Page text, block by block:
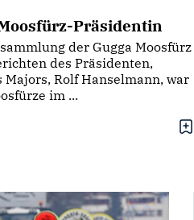
Präsidentin
der Gugga Moosfürz
des Präsidenten,
Majors, Rolf Hanselmann, war
im ...